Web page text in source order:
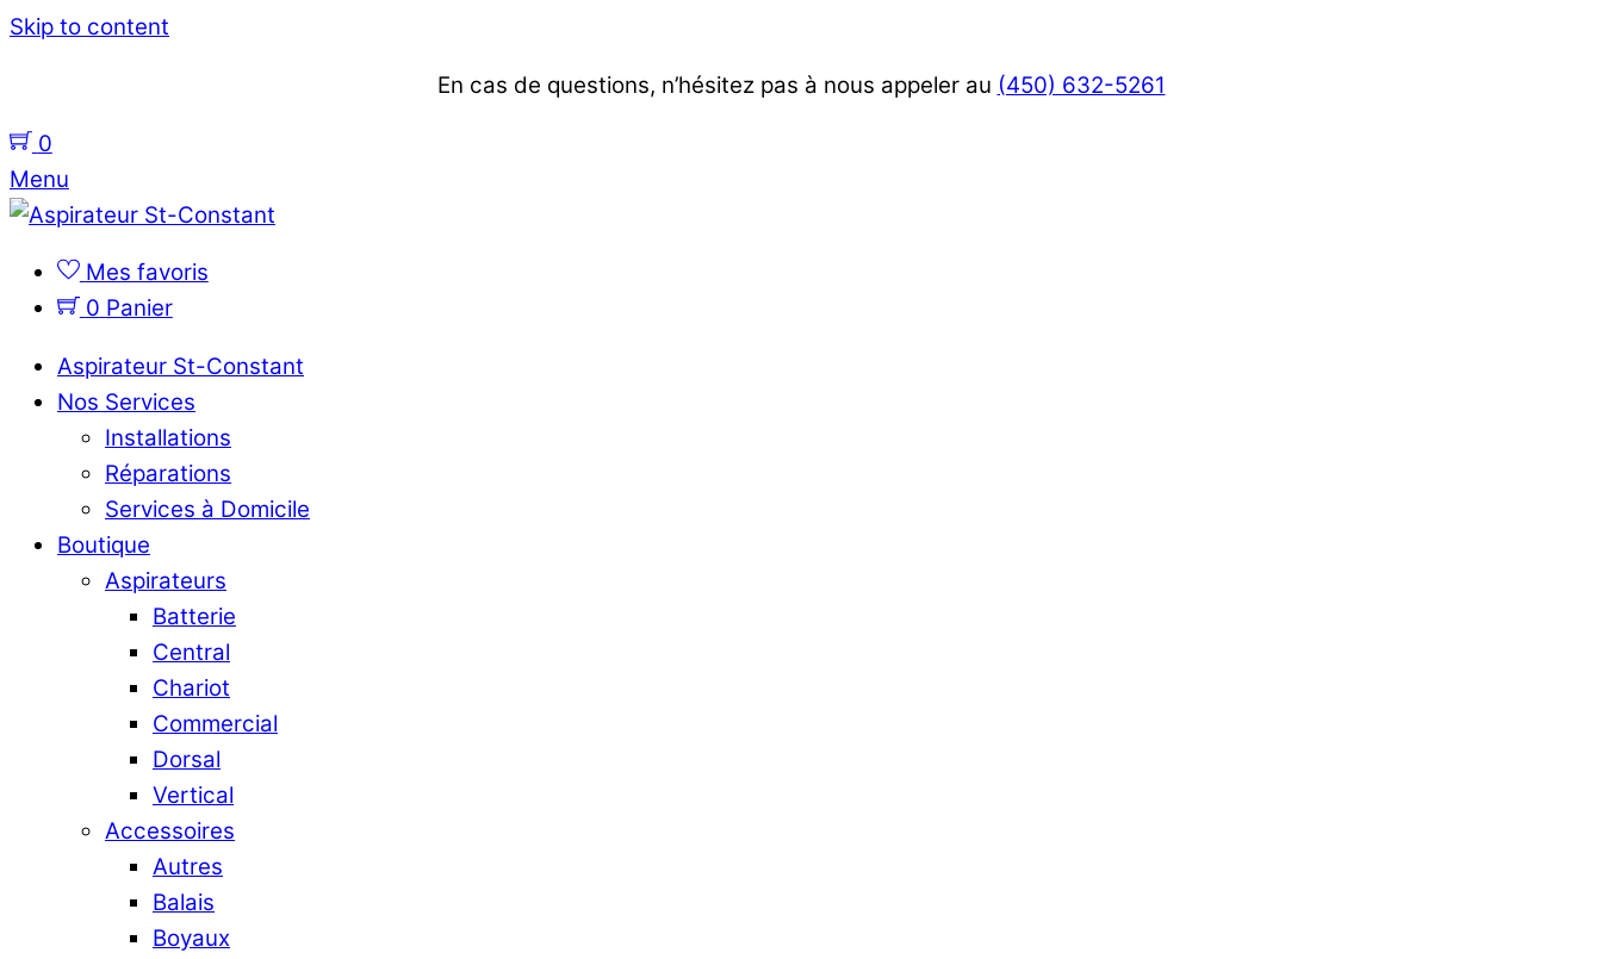
Skip to content
En cas de questions, n’hésitez pas à nous appeler au (450) 632-5261
0
Menu
Mes favoris
0 Panier
Aspirateur St-Constant
Nos Services
Installations
Réparations
Services à Domicile
Boutique
Aspirateurs
Batterie
Central
Chariot
Commercial
Dorsal
Vertical
Accessoires
Autres
Balais
Boyaux